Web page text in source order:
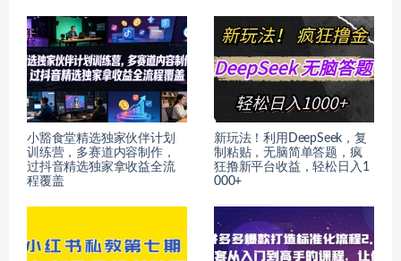
小豁食堂精选独家伙伴计划
训练营，多赛道内容制作，
过抖音精选独家拿收益全流
程覆盖
新玩法！利用DeepSeek，复
制粘贴，无脑简单答题，疯
狂撸新平台收益，轻松日入1
000+